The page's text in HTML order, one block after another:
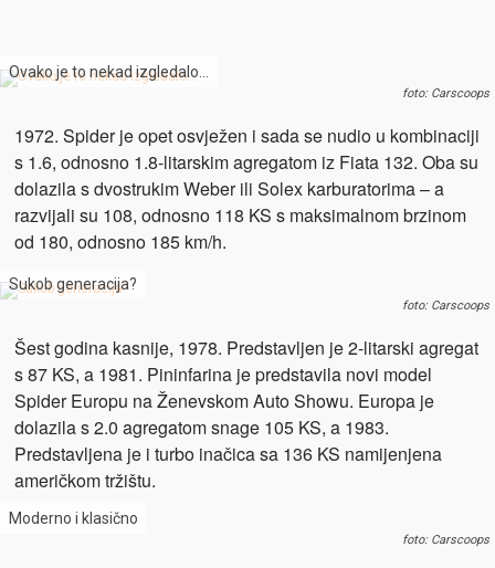
Ovako je to nekad izgledalo…
foto: Carscoops
1972. Spider je opet osvježen i sada se nudio u kombinaciji
s 1.6, odnosno 1.8-litarskim agregatom iz Fiata 132. Oba su
dolazila s dvostrukim Weber ili Solex karburatorima – a
razvijali su 108, odnosno 118 KS s maksimalnom brzinom
od 180, odnosno 185 km/h.
Sukob generacija?
foto: Carscoops
Šest godina kasnije, 1978. Predstavljen je 2-litarski agregat
s 87 KS, a 1981. Pininfarina je predstavila novi model
Spider Europu na Ženevskom Auto Showu. Europa je
dolazila s 2.0 agregatom snage 105 KS, a 1983.
Predstavljena je i turbo inačica sa 136 KS namijenjena
američkom tržištu.
Moderno i klasično
foto: Carscoops